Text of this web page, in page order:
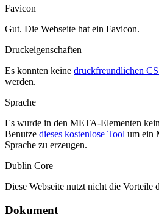
Favicon
Gut. Die Webseite hat ein Favicon.
Druckeigenschaften
Es konnten keine druckfreundlichen
werden.
Sprache
Es wurde in den META-Elementen
Benutze dieses kostenlose Tool um ein
Sprache zu erzeugen.
Dublin Core
Diese Webseite nutzt nicht die Vorteile
Dokument